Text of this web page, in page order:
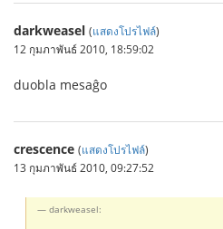
darkweasel (แสดงโปรไฟล์)
12 กุมภาพันธ์ 2010, 18:59:02
duobla mesaĝo
crescence (แสดงโปรไฟล์)
13 กุมภาพันธ์ 2010, 09:27:52
darkweasel: